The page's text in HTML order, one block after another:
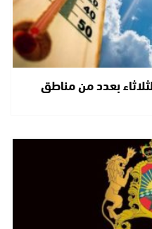
بعدد من مناطق